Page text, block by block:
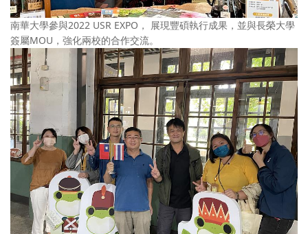
南華大學參與2022 USR EXPO， 展現豐碩執行成果，並與長榮大學
簽屬MOU，強化兩校的合作交流。